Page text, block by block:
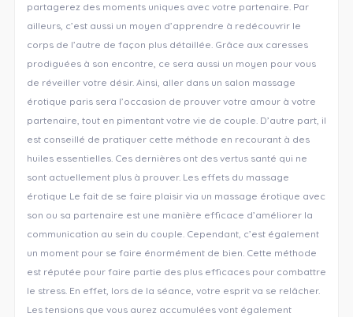
partagerez des moments uniques avec votre partenaire. Par
ailleurs, c’est aussi un moyen d’apprendre à redécouvrir le
corps de l’autre de façon plus détaillée. Grâce aux caresses
prodiguées à son encontre, ce sera aussi un moyen pour vous
de réveiller votre désir. Ainsi, aller dans un salon massage
érotique paris sera l’occasion de prouver votre amour à votre
partenaire, tout en pimentant votre vie de couple. D’autre part, il
est conseillé de pratiquer cette méthode en recourant à des
huiles essentielles. Ces dernières ont des vertus santé qui ne
sont actuellement plus à prouver. Les effets du massage
érotique Le fait de se faire plaisir via un massage érotique avec
son ou sa partenaire est une manière efficace d’améliorer la
communication au sein du couple. Cependant, c’est également
un moment pour se faire énormément de bien. Cette méthode
est réputée pour faire partie des plus efficaces pour combattre
le stress. En effet, lors de la séance, votre esprit va se relâcher.
Les tensions que vous aurez accumulées vont également